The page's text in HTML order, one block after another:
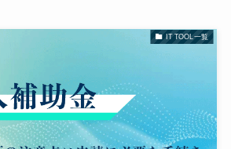
IT TOOL一覧